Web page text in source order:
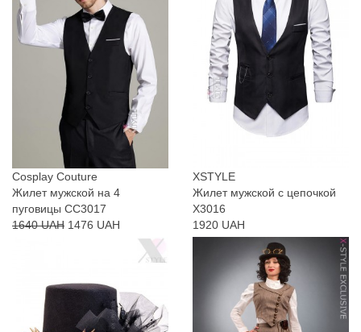
Cosplay Couture
Жилет мужской на 4
пуговицы CC3017
1640 UAH 1476 UAH
XSTYLE
Жилет мужской с цепочкой
X3016
1920 UAH